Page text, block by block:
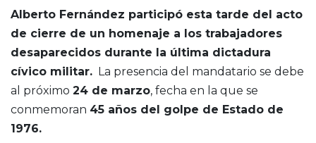
Alberto Fernández participó esta tarde del acto
de cierre de un homenaje a los trabajadores
desaparecidos durante la última dictadura
cívico militar. La presencia del mandatario se debe
al próximo 24 de marzo, fecha en la que se
conmemoran 45 años del golpe de Estado de
1976.